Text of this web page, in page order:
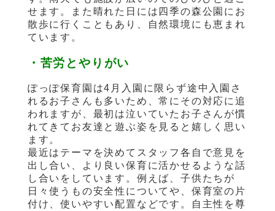
せます。また晴れた日には四季の森公園にお
散歩に行くこともあり、自然環境にも恵まれ
ています。
・苦労とやりがい
ぽっぽ保育園は4月入園に限らず途中入園さ
れるお子さんも多いため、常にその対応に追
われますが、最初は泣いていたお子さんが慣
れてきてお友達と遊ぶ姿を見ると嬉しく思い
ます。
最近はテーマを決めてスタッフ各自で意見を
出し合い、より良い保育に活かせるような話
し合いをしています。例えば、子供たちが
日々使うもの安全性についてや、保育室の片
付け、使いやすい配置などです。自主性を尊